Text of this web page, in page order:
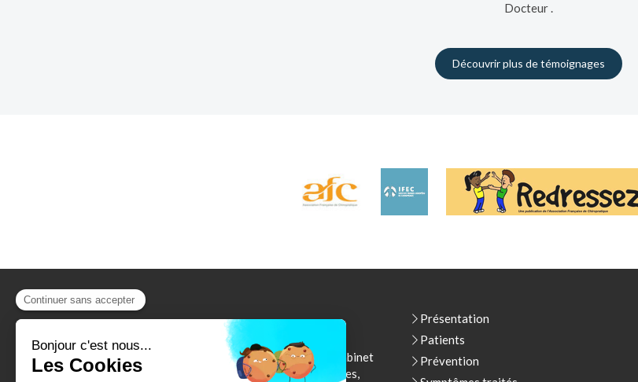
Docteur .
Découvrir plus de témoignages
Cabinet des Trois rivières
Vos chiropracteurs vous reçoivent dans leur cabinet
à Saint Perreux pour tout problème de sciatiques,
Présentation
Patients
Prévention